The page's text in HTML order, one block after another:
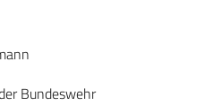
Bundeswehr